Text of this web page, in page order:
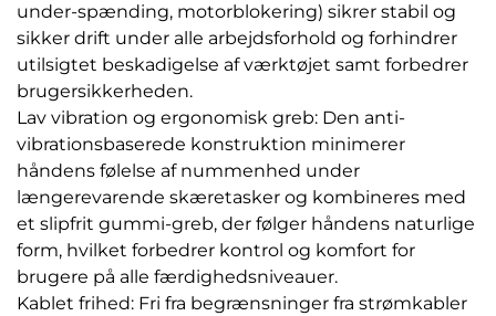
under-spænding, motorblokering) sikrer stabil og
sikker drift under alle arbejdsforhold og forhindrer
utilsigtet beskadigelse af værktøjet samt forbedrer
brugersikkerheden.
Lav vibration og ergonomisk greb: Den anti-
vibrationsbaserede konstruktion minimerer
håndens følelse af nummenhed under
længerevarende skæretasker og kombineres med
et slipfrit gummi-greb, der følger håndens naturlige
form, hvilket forbedrer kontrol og komfort for
brugere på alle færdighedsniveauer.
Kablet frihed: Fri fra begrænsninger fra strømkabler